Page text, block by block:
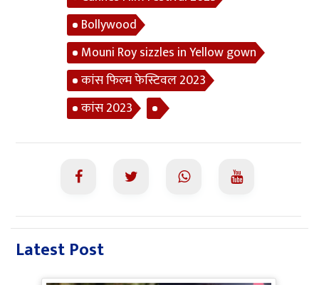
Bollywood
Mouni Roy sizzles in Yellow gown
कांस फिल्म फेस्टिवल 2023
कांस 2023
Latest Post